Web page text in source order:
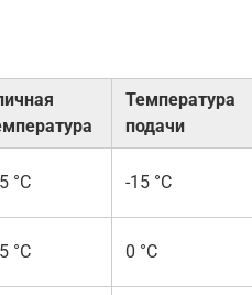
Температура
подачи
°C -15 °C
°C 0 °C